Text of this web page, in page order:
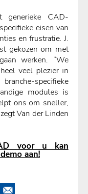
generieke CAD-
eisen van
en frustratie. J.
gekozen om met
werken. “We
veel plezier in
specifieke
modules is
ons om sneller,
Van der Linden
voor u kan
demo aan!